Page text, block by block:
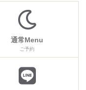
通常Menu
ご予約